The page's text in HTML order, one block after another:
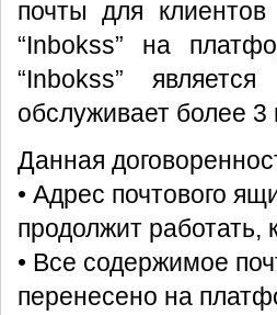
почты для
“Inbokss” на
“Inbokss”
обслуживает более
Данная
• Адрес почтового
продолжит работать,
• Все содержимое
перенесено на